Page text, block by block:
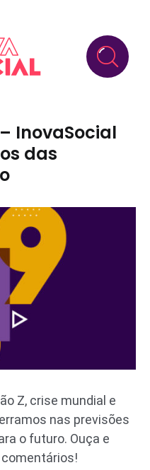
InovaSocial
das
Z, crise mundial e
nas previsões
o futuro. Ouça e